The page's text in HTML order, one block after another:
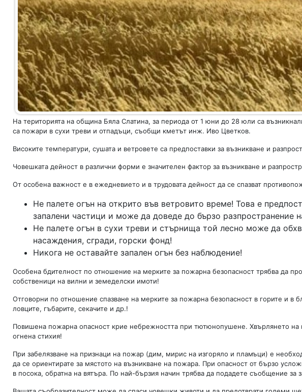
На територията на община Бяла Слатина, за периода от 1 юни до 28 юли са
са пожари в сухи треви и отпадъци, съобщи кметът инж. Иво Цветков.
Високите температури, сушата и ветровете са предпоставки за възникване и
Човешката дейност в различни форми е значителен фактор за възникване и
От особена важност е в ежедневието и в трудовата дейност да се спазват
Не палете огън на открито във ветровито време! Това е
запалени частици и може да доведе до бързо разпространение
Не палете огън в сухи треви и стърнища той лесно може да
насаждения, сгради, горски фонд!
Никога не оставайте запален огън без наблюдение!
Особена бдителност по отношение на мерките за пожарна безопасност трябва да
собственици на вилни и земеделски имоти!
Отговорни по отношение спазване на мерките за пожарна безопасност в горите и в
ловците, гъбарите, секачите и др.!
Повишена пожарна опасност крие небрежността при тютюнопушене. Хвърлянето на
огнена стихия!
При забелязване на признаци на пожар (дим, мирис на изгоряло и пламъци) е
да се ориентирате за мястото на възникване на пожара. При опасност от бързо
в посока, обратна на вятъра. По най-бързия начин трябва да подадете съобщение за